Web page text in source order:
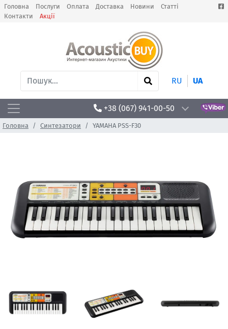
Головна Послуги Оплата Доставка Новини
Статті
Контакти
Акції
RU UA
+38 (067) 941-00-50
Головна Синтезатори YAMAHA PSS-F30